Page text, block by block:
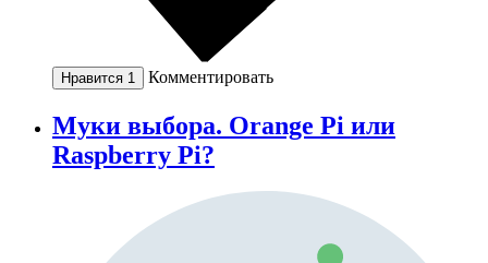
Нравится 1 Комментировать
Муки выбора. Orange Pi или
Raspberry Pi?